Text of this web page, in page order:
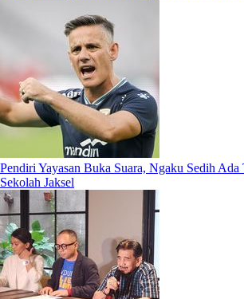
Pendiri Yayasan Buka Suara, Ngaku Sedih Ada
Sekolah Jaksel